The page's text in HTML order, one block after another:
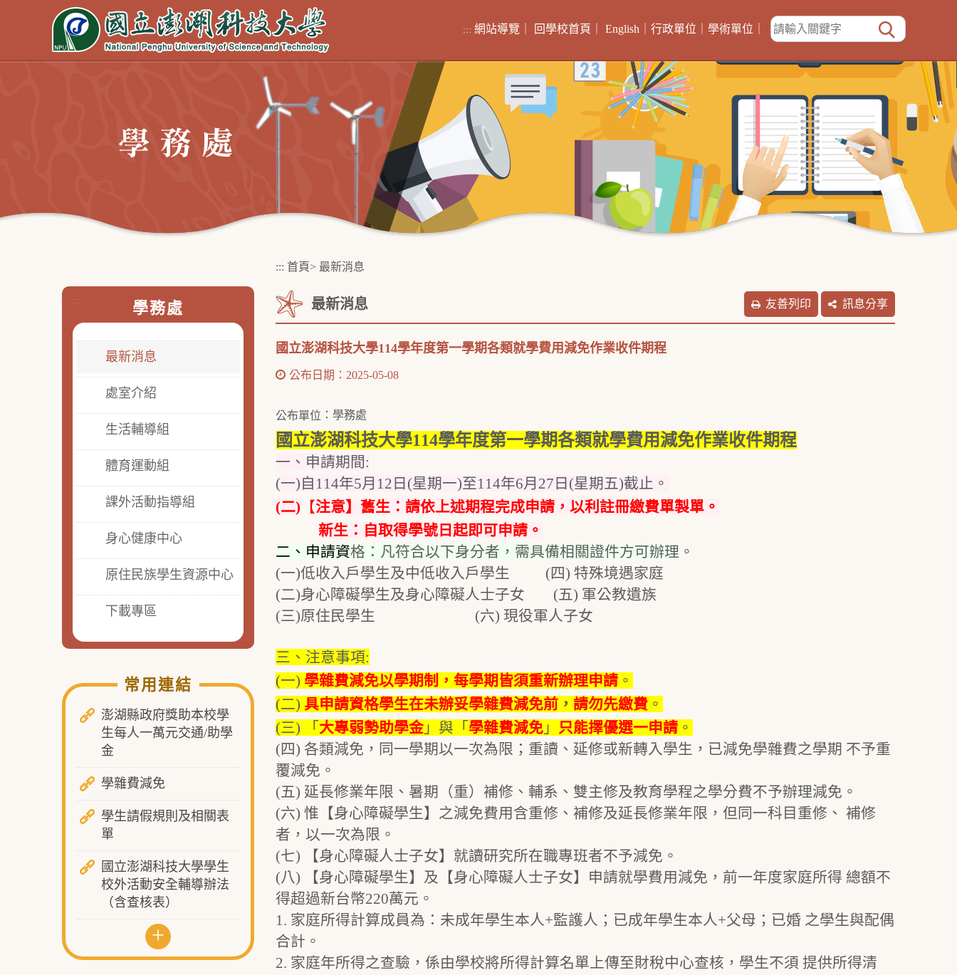
::: 網站導覽 回學校首頁 English 行政單位 學術單位
::: 學務處
最新消息
處室介紹
生活輔導組
體育運動組
課外活動指導組
身心健康中心
原住民族學生資源中心
下載專區
常用連結
澎湖縣政府獎助本校學
生每人一萬元交通/助學
金
學雜費減免
學生請假規則及相關表
單
國立澎湖科技大學學生
校外活動安全輔導辦法
（含查核表）
+
::: 首頁> 最新消息
最新消息 友善列印 訊息分享
國立澎湖科技大學114學年度第一學期各類就學費用減免作業收件期程
公布日期：2025-05-08
公布單位 ：學務處
國立澎湖科技大學114學年度第一學期各類就學費用減免作業收件期程
一、申請期間:
(一)自114年5月12日(星期一)至114年6月27日(星期五)截止。
(二) 【注意】舊生：請依上述期程完成申請，以利註冊繳費單製單。
新生：自取得學號日起即可申請。
二、申請資格：凡符合以下身分者，需具備相關證件方可辦理 。
(一)低收入戶學生及中低收入戶學生 (四) 特殊境遇家庭
(二)身心障礙學生及身心障礙人士子女 (五) 軍公教遺族
(三)原住民學生 (六) 現役軍人子女
三、注意事項:
(一) 學雜費減免以學期制，每學期皆須重新辦理申請 。
(二) 具申請資格學生在未辦妥學雜費減免前 ， 請勿先繳費 。
(三) 「 大專弱勢助學金」與「 學雜費減免 」 只能擇優選一申請 。
(四) 各類減免，同一學期以一次為限；重讀、延修或新轉入學生，已減免學雜費之學期 不予重
覆減免。
(五) 延長修業年限、暑期（重）補修、輔系、雙主修及教育學程之學分費不予辦理減免。
(六) 惟【身心障礙學生】之減免費用含重修、補修及延長修業年限，但同一科目重修、 補修
者，以一次為限。
(七) 【身心障礙人士子女】就讀研究所在職專班者不予減免。
(八) 【身心障礙學生】及【身心障礙人士子女】申請就學費用減免，前一年度家庭所得 總額不
得超過新台幣220萬元。
1. 家庭所得計算成員為：未成年學生本人+監護人；已成年學生本人+父母；已婚 之學生與配偶
合計。
2. 家庭年所得之查驗，係由學校將所得計算名單上傳至財稅中心查核，學生不須 提供所得清